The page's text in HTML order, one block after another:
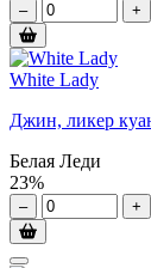
– +
White Lady
Джин, ликер
Белая Леди
23%
– +